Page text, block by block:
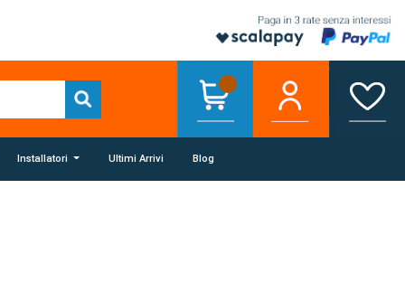
Installatori Ultimi Arrivi Blog